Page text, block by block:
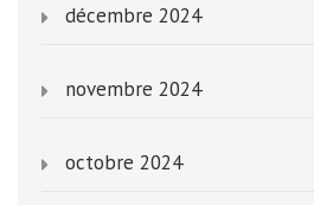
décembre 2024
novembre 2024
octobre 2024